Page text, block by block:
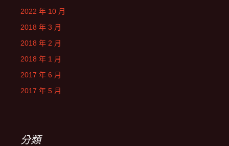
2022 年 10 月
2018 年 3 月
2018 年 2 月
2018 年 1 月
2017 年 6 月
2017 年 5 月
分類